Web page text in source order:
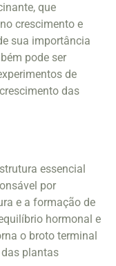
que
crescimento e
sua importância
pode ser
de
das
essencial
por
e a formação de
hormonal e
o broto terminal
plantas